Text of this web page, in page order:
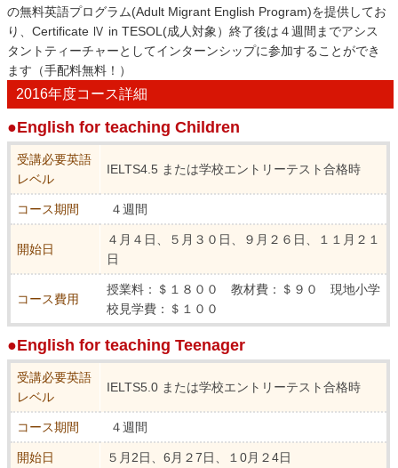
の無料英語プログラム(Adult Migrant English Program)を提供してお
り、Certificate Ⅳ in TESOL(成人対象）終了後は４週間までアシス
タントティーチャーとしてインターンシップに参加することができ
ます（手配料無料！）
2016年度コース詳細
●English for teaching Children
受講必要英語
レベル
IELTS4.5 または学校エントリーテスト合格時
コース期間 ４週間
開始日
４月４日、５月３０日、９月２６日、１１月２１
日
コース費用
授業料：＄１８００ 教材費：＄９０ 現地小学
校見学費：＄１００
●English for teaching Teenager
受講必要英語
レベル
IELTS5.0 または学校エントリーテスト合格時
コース期間 ４週間
開始日 ５月2日、6月２7日、１0月２4日